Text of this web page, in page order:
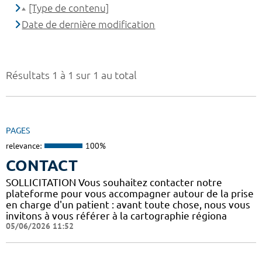
Résultats 1 à 1 sur 1 au total
PAGES
relevance: 100%
CONTACT
SOLLICITATION Vous souhaitez contacter notre
plateforme pour vous accompagner autour de la prise
en charge d'un patient : avant toute chose, nous vous
invitons à vous référer à la cartographie régiona
05/06/2026 11:52
[Type de contenu]
Date de dernière modification